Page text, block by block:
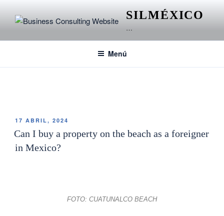
SILMÉXICO
…
Menú
17 ABRIL, 2024
Can I buy a property on the beach as a foreigner
in Mexico?
FOTO: CUATUNALCO BEACH